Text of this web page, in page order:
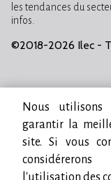
les tendances du
infos.
©2018-2026 Ilec -
Nous utilisons
garantir la
site. Si vous
l'utilisation des